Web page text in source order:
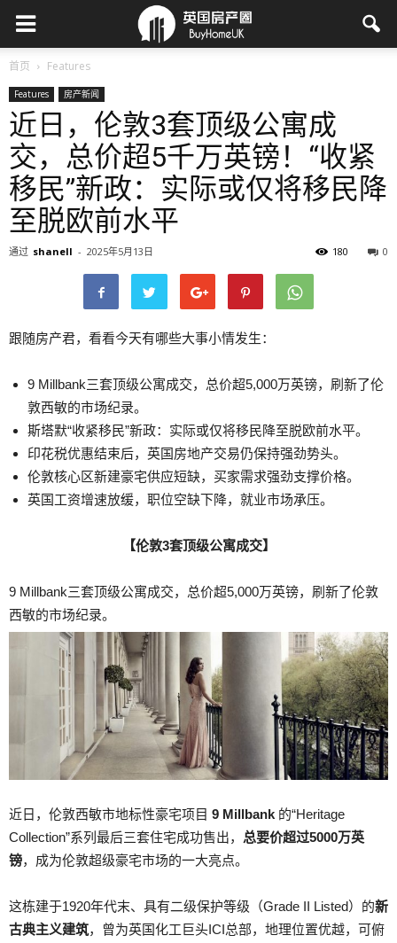
首页 Features
Features 房产新闻
近日，伦敦3套顶级公寓成
交，总价超5千万英镑！“收紧
移民”新政：实际或仅将移民降
至脱欧前水平
通过 shanell - 2025年5月13日 0
180
跟随房产君，看看今天有哪些大事小情发生：
9 Millbank三套顶级公寓成交，总价超5,000万英镑，刷新了伦
敦西敏的市场纪录。
斯塔默“收紧移民”新政：实际或仅将移民降至脱欧前水平。
印花税优惠结束后，英国房地产交易仍保持强劲势头。
伦敦核心区新建豪宅供应短缺，买家需求强劲支撑价格。
英国工资增速放缓，职位空缺下降，就业市场承压。
【伦敦3套顶级公寓成交】
9 Millbank三套顶级公寓成交，总价超5,000万英镑，刷新了伦敦
西敏的市场纪录。
近日，伦敦西敏市地标性豪宅项目 9 Millbank 的“Heritage
Collection”系列最后三套住宅成功售出， 总要价超过5000万英
镑，成为伦敦超级豪宅市场的一大亮点。
这栋建于1920年代末、具有二级保护等级（Grade II Listed）的新
古典主义建筑，曾为英国化工巨头ICI总部，地理位置优越，可俯